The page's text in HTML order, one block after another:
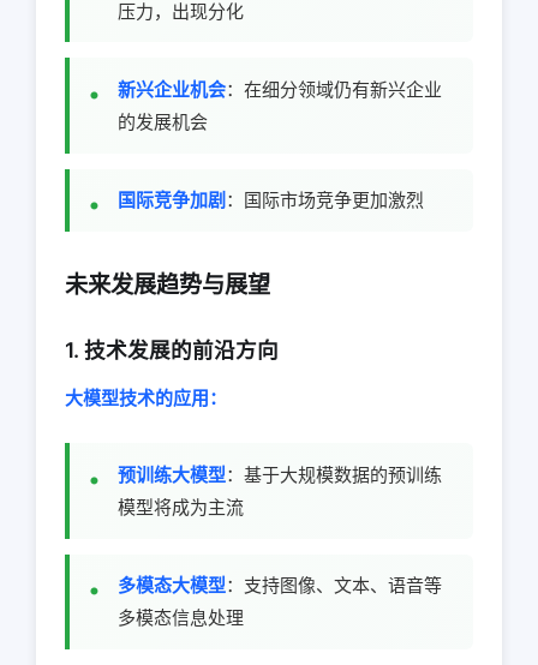
压力，出现分化
新兴企业机会：在细分领域仍有新兴企业
的发展机会
国际竞争加剧 ：国际市场竞争更加激烈
未来发展趋势与展望
1. 技术发展的前沿方向
大模型技术的应用：
预训练大模型：基于大规模数据的预训练
模型将成为主流
多模态大模型：支持图像、文本、语音等
多模态信息处理